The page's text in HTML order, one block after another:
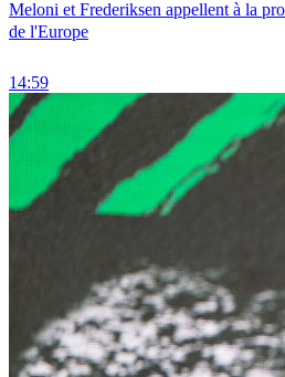
Meloni et Frederiksen appellent à la
de l'Europe
14:59